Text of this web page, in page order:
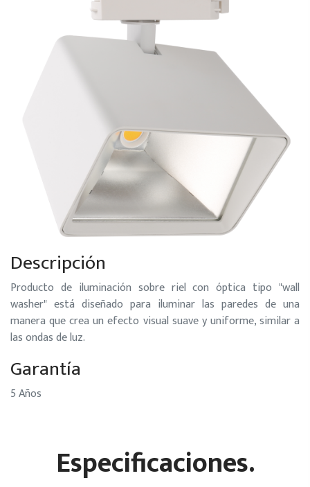
Descripción
Producto de iluminación sobre riel con óptica tipo "wall
washer" está diseñado para iluminar las paredes de una
manera que crea un efecto visual suave y uniforme, similar a
las ondas de luz.
Garantía
5 Años
Especificaciones.